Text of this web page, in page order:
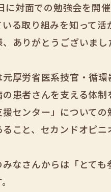
に対面での勉強会を開
いる取り組みを知って
ありがとうございまし
元厚労省医系技官・循
の患者さんを支える体
センター」について
ること、セカンドオピ
なさんからは「とて